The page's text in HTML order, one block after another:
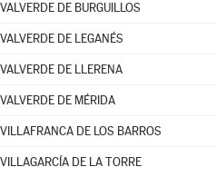
VALVERDE DE BURGUILLOS
VALVERDE DE LEGANÉS
VALVERDE DE LLERENA
VALVERDE DE MÉRIDA
VILLAFRANCA DE LOS BARROS
VILLAGARCÍA DE LA TORRE